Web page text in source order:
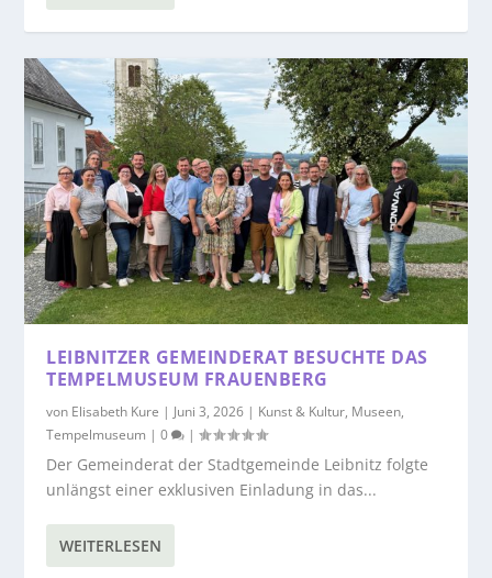
LEIBNITZER GEMEINDERAT BESUCHTE DAS
TEMPELMUSEUM FRAUENBERG
von Elisabeth Kure | Juni 3, 2026 | Kunst & Kultur, Museen,
Tempelmuseum |0 |
Der Gemeinderat der Stadtgemeinde Leibnitz folgte
unlängst einer exklusiven Einladung in das...
WEITERLESEN